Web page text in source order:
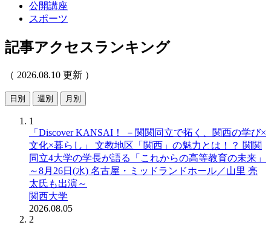
公開講座
スポーツ
記事アクセスランキング
（ 2026.08.10 更新 ）
日別 週別 月別
1
「Discover KANSAI！ －関関同立で拓く、関西の学び×
文化×暮らし」 文教地区「関西」の魅力とは！？ 関関
同立4大学の学長が語る「これからの高等教育の未来」
～8月26日(水) 名古屋・ミッドランドホール／山里 亮
太氏も出演～
関西大学
2026.08.05
2